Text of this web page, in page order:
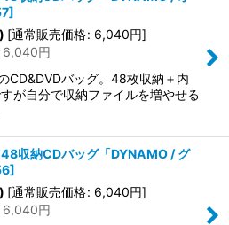
]
[通常販売価格: 6,040円]
6,040円
CD&DVDバッグ。48枚収納＋内
が自分で収納ファイルを増やせる
収納CDバッグ「DYNAMO / グ
]
[通常販売価格: 6,040円]
6,040円